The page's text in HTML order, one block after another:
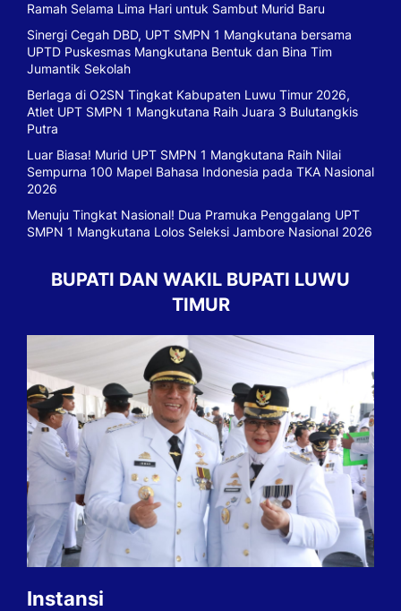
Ramah Selama Lima Hari untuk Sambut Murid Baru
Sinergi Cegah DBD, UPT SMPN 1 Mangkutana bersama
UPTD Puskesmas Mangkutana Bentuk dan Bina Tim
Jumantik Sekolah
Berlaga di O2SN Tingkat Kabupaten Luwu Timur 2026,
Atlet UPT SMPN 1 Mangkutana Raih Juara 3 Bulutangkis
Putra
Luar Biasa! Murid UPT SMPN 1 Mangkutana Raih Nilai
Sempurna 100 Mapel Bahasa Indonesia pada TKA Nasional
2026
Menuju Tingkat Nasional! Dua Pramuka Penggalang UPT
SMPN 1 Mangkutana Lolos Seleksi Jambore Nasional 2026
BUPATI DAN WAKIL BUPATI LUWU
TIMUR
Instansi